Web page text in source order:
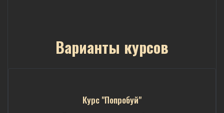
Варианты курсов
Курс "Попробуй"